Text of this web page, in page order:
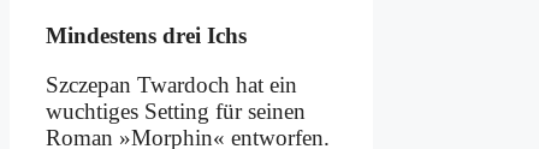
Min­de­stens drei Ichs
Szc­ze­pan Twar­doch hat ein
wuch­ti­ges Set­ting für sei­nen
Ro­man »Mor­phin« ent­wor­fen.